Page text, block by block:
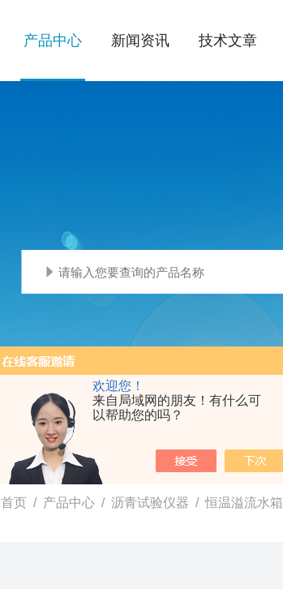
欢迎您！
来自局域网的朋友！有什么可
以帮助您的吗？
产品中心 新闻资讯 技术文章
首页 / 产品中心 / 沥青试验仪器 /恒温溢流水箱